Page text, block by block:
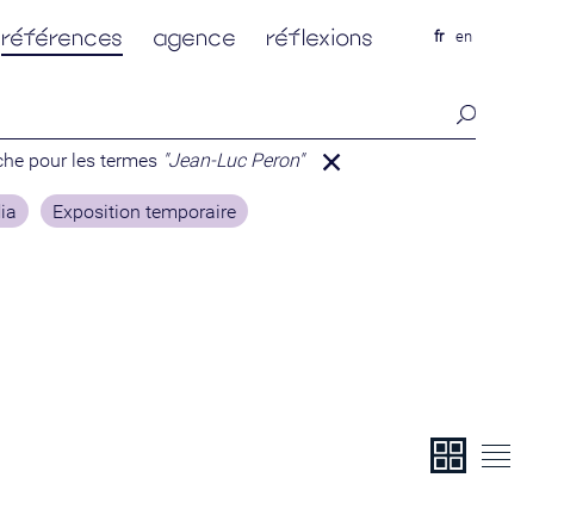
fr en
références agence réflexions
pour les termes "Jean-Luc Peron"
Exposition temporaire